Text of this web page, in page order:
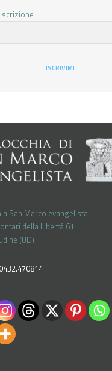
ISCRIVIMI
San Marco evangelista
della Libertá 61
(UD)